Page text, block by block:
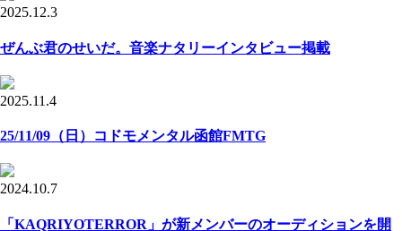
2025.12.3
ぜんぶ君のせいだ。音楽ナタリーインタビュー掲載
2025.11.4
25/11/09（日）コドモメンタル函館FMTG
2024.10.7
「KAQRIYOTERROR」が新メンバーのオーディションを開